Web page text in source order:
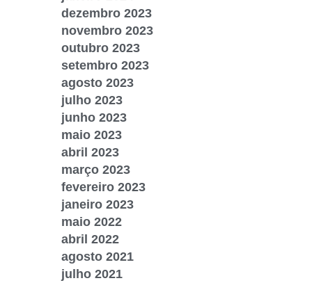
dezembro 2023
novembro 2023
outubro 2023
setembro 2023
agosto 2023
julho 2023
junho 2023
maio 2023
abril 2023
março 2023
fevereiro 2023
janeiro 2023
maio 2022
abril 2022
agosto 2021
julho 2021